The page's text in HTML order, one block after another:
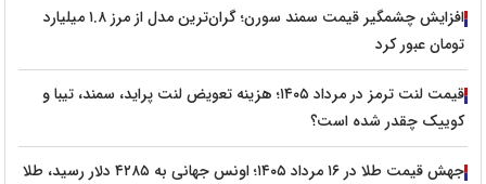
افزایش چشمگیر قیمت سمند سورن؛ گران‌ترین مدل از مرز ۱.۸ میلیارد
تومان عبور کرد
قیمت لنت ترمز در مرداد ۱۴۰۵؛ هزینه تعویض لنت پراید، سمند، تیبا و
کوییک چقدر شده است؟
جهش قیمت طلا در ۱۶ مرداد ۱۴۰۵؛ اونس جهانی به ۴۲۸۵ دلار رسید، طلا